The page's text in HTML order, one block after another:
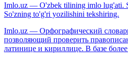
Imlo.uz — O'zbek tilining imlo lug'ati.
So'zning to'g'ri yozilishini tekshiring.
Imlo.uz — Орфографический
позволяющий проверить
латинице и кириллице. В базе